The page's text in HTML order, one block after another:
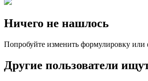
Ничего не нашлось
Попробуйте изменить формулировку или
Другие пользователи